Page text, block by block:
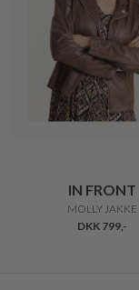
IN FRONT
MOLLY JAKKE
DKK 799,-